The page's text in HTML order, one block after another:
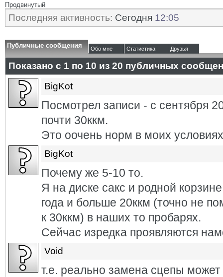
Продвинутый
Последняя активность: Сегодня 12:05
Публичные сообщения Обо мне Статистика Друзья
Показано с 1 по 10 из 20 публичных
BigKot
Посмотрел записи - с сентября
почти 30ккм.
Это оочень норм в моих
BigKot
Почему же 5-10 то.
Я на диске сакс и родной
года и больше 20ккм (точно не
к 30ккм) в наших то пробарях.
Сейчас изредка проявляются
Void
т.е. реально замена сцепы